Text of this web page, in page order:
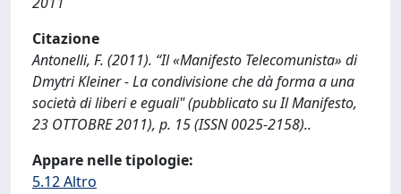
Citazione
Antonelli, F. (2011). “Il «Manifesto Telecomunista» di
Dmytri Kleiner - La condivisione che dà forma a una
società di liberi e eguali" (pubblicato su Il Manifesto,
23 OTTOBRE 2011), p. 15 (ISSN 0025-2158)..
Appare nelle tipologie:
5.12 Altro